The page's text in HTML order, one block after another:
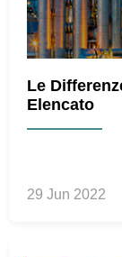
Le
Elencato
29 Jun 2022